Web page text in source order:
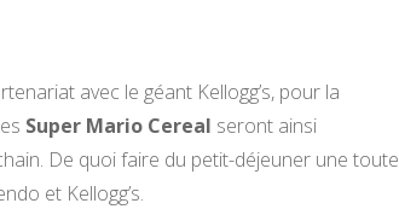
avec le géant Kellogg’s, pour la
Super Mario Cereal seront ainsi
De quoi faire du petit-déjeuner une toute
et Kellogg’s.